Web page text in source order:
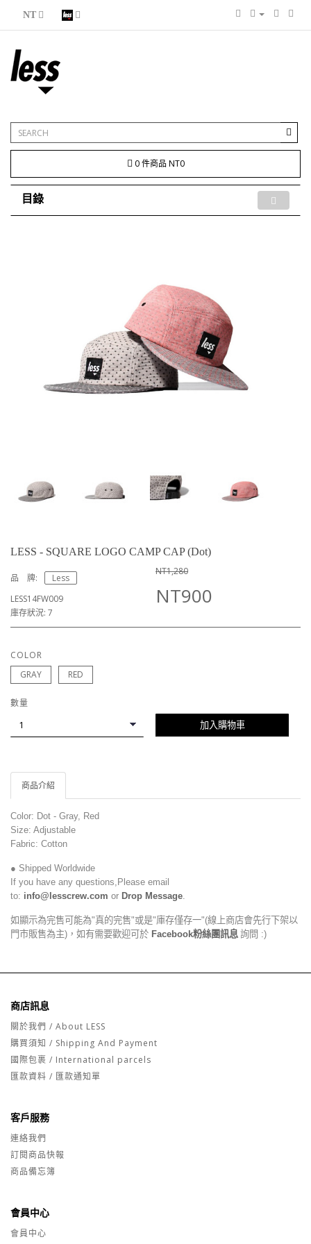
NT
0 件商品 NT0
目錄
LESS - SQUARE LOGO CAMP CAP (Dot)
品 牌:
Less
LESS14FW009
庫存狀況: 7
NT1,280
NT900
COLOR
GRAY
RED
數量
加入購物車
商品介紹
Color: Dot - Gray, Red
Size: Adjustable
Fabric: Cotton
● Shipped Worldwide
If you have any questions,Please email
to: info@lesscrew.com or Drop Message
如顯示為完售可能為"真的完售"或是"庫存僅存一"(線上商店會先行下架以
門市販售為主)，如有需要歡迎可於 Facebook粉絲團訊息 詢問 :)
商店訊息
關於我們 / About LESS
購買須知 / Shipping And Payment
國際包裹 / International parcels
匯款資料 / 匯款通知單
客戶服務
連絡我們
訂閱商品快報
商品備忘簿
會員中心
會員中心